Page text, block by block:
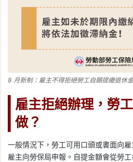
8 月新制：雇主不得拒絕勞工自願提繳退休
雇主拒絕辦理，勞
做？
一般情況下，勞工可用口頭或書面向
雇主向勞保局申報。自提金額會從勞